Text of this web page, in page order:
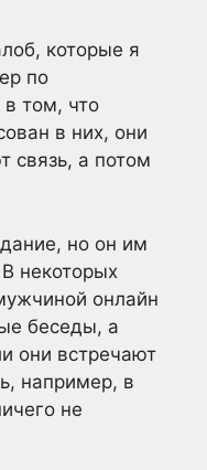
которые я
по
в том, что
в них, они
связь, а потом
но он им
некоторых
онлайн
беседы, а
они встречают
например, в
не